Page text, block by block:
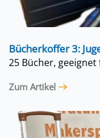
Bücherkoffer 3:
25 Bücher,
Zum Artikel